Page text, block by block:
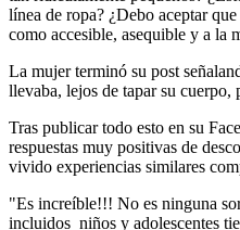
línea de ropa? ¿Debo aceptar
como accesible, asequible y a la
La mujer terminó su post
llevaba, lejos de tapar su cuerpo,
Tras publicar todo esto en su
respuestas muy positivas de
vivido experiencias similares
"Es increíble!!! No es ninguna
incluidos niños y adolescentes